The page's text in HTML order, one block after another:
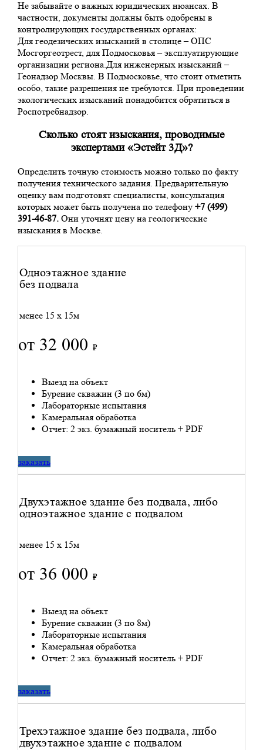
Не забывайте о важных юридических нюансах. В
частности, документы должны быть одобрены в
контролирующих государственных органах:
Для геодезических изысканий в столице – ОПС
Мосгоргеотрест, для Подмосковья – эксплуатирующие
организации региона.Для инженерных изысканий –
Геонадзор Москвы. В Подмосковье, что cтоит отметить
особо, такие разрешения не требуются. При проведении
экологических изысканий понадобится обратиться в
Роспотребнадзор.
Сколько стоят изыскания, проводимые
экспертами «Эстейт 3Д»?
Определить точную стоимость можно только по факту
получения технического задания. Предварительную
оценку вам подготовят специалисты, консультация
которых может быть получена по телефону +7 (499)
391-46-87.Они уточнят цену на геологические
изыскания в Москве.
Одноэтажное здание
без подвала
менее 15 x 15м
от 32 000 ₽
Выезд на объект
Бурение скважин (3 по 6м)
Лабораторные испытания
Камеральная обработка
Отчет: 2 экз. бумажный носитель + PDF
заказать
Двухэтажное здание без подвала, либо
одноэтажное здание с подвалом
менее 15 x 15м
от 36 000 ₽
Выезд на объект
Бурение скважин (3 по 8м)
Лабораторные испытания
Камеральная обработка
Отчет: 2 экз. бумажный носитель + PDF
заказать
Трехэтажное здание без подвала, либо
двухэтажное здание с подвалом